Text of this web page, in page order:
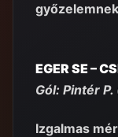
EGER SE –
Gól: Pintér
Izgalmas